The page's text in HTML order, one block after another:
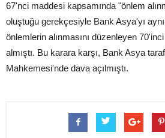
67'nci maddesi kapsamında "önlem
oluştuğu gerekçesiyle Bank Asya'yı aynı
önlemlerin alınmasını düzenleyen
almıştı. Bu karara karşı, Bank Asya
Mahkemesi'nde dava açılmıştı.